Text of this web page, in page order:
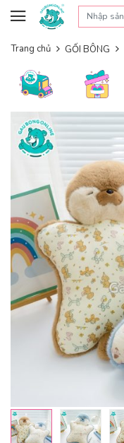
Skip to content
Trang chủ GỐI BÔNG